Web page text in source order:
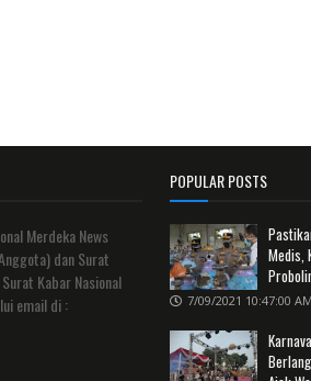
Merdeka News
dan Surat
Kabar Nasional
email di :
POPULAR POSTS
Medis,
7/09/2021 10:47:00 AM